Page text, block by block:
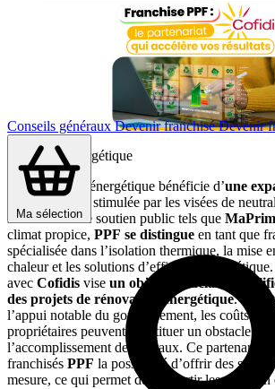
Conseils générauxDevenir franchiséDevenir
Ma sélection
Transition énergétique
La rénovation énergétique bénéficie d’une
, stimulée par les visées de
mécanismes de soutien public tels que
climat propice, PPF se distingue en tant que
spécialisée dans l’isolation thermique, la mise
chaleur et les solutions d’efficacité
avec Cofidis vise un objectif crucial :
des projets de rénovation énergétique.
l’appui notable du gouvernement, les coûts
propriétaires peuvent constituer un obstacle
l’accomplissement des travaux. Ce partenariat
franchisés PPF la possibilité d’offrir des
mesure, ce qui permet de convertir les devis en